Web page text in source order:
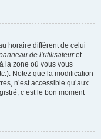
horaire différent de celui
de l’utilisateuret
la zone où vous vous
Notez que la modification
n’est accessible qu’aux
c’est le bon moment